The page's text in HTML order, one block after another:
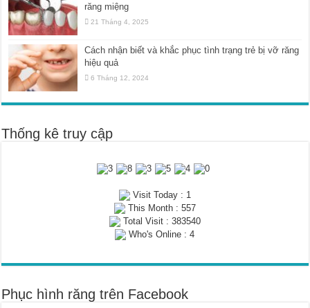
răng miệng
21 Tháng 4, 2025
Cách nhận biết và khắc phục tình trạng trẻ bị vỡ răng
hiệu quả
6 Tháng 12, 2024
Thống kê truy cập
Visit Today : 1
This Month : 557
Total Visit : 383540
Who's Online : 4
Phục hình răng trên Facebook